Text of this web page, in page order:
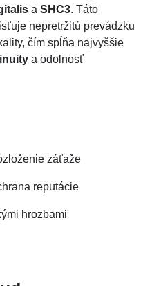
a SHC3. Táto
nepretržitú prevádzku
čím spĺňa najvyššie
a odolnosť
záťaže
reputácie
hrozbami